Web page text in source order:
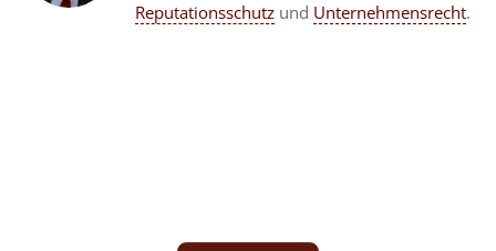
Reputationsschutzund Unternehmensrecht.